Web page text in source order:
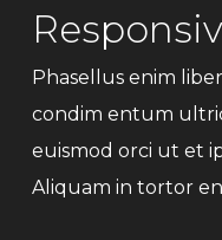
Phasellus enim
condim entum
euismod orci ut et
Aliquam in tortor